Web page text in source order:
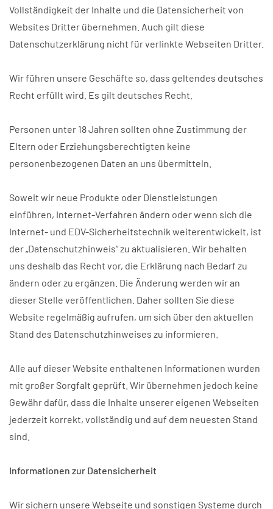
Vollständigkeit der Inhalte und die Datensicherheit von
Websites Dritter übernehmen. Auch gilt diese
Datenschutzerklärung nicht für verlinkte Webseiten Dritter.
Wir führen unsere Geschäfte so, dass geltendes deutsches
Recht erfüllt wird. Es gilt deutsches Recht.
Personen unter 18 Jahren sollten ohne Zustimmung der
Eltern oder Erziehungsberechtigten keine
personenbezogenen Daten an uns übermitteln.
Soweit wir neue Produkte oder Dienstleistungen
einführen, Internet-Verfahren ändern oder wenn sich die
Internet- und EDV-Sicherheitstechnik weiterentwickelt, ist
der „Datenschutzhinweis“ zu aktualisieren. Wir behalten
uns deshalb das Recht vor, die Erklärung nach Bedarf zu
ändern oder zu ergänzen. Die Änderung werden wir an
dieser Stelle veröffentlichen. Daher sollten Sie diese
Website regelmäßig aufrufen, um sich über den aktuellen
Stand des Datenschutzhinweises zu informieren.
Alle auf dieser Website enthaltenen Informationen wurden
mit großer Sorgfalt geprüft. Wir übernehmen jedoch keine
Gewähr dafür, dass die Inhalte unserer eigenen Webseiten
jederzeit korrekt, vollständig und auf dem neuesten Stand
sind.
Informationen zur Datensicherheit
Wir sichern unsere Webseite und sonstigen Systeme durch